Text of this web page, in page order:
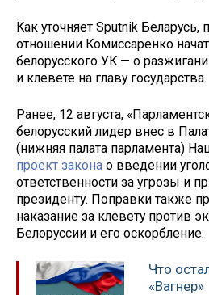
Как уточняет Sputnik Беларусь,
отношении Комиссаренко
белорусского УК — о
и клевете на главу государства.
Ранее, 12 августа,
белорусский лидер внес в
(нижняя палата парламента)
проект закона о введении
ответственности за угрозы и
президенту. Поправки также
наказание за клевету против
Белоруссии и его оскорбление.
Что
«Вагнер»